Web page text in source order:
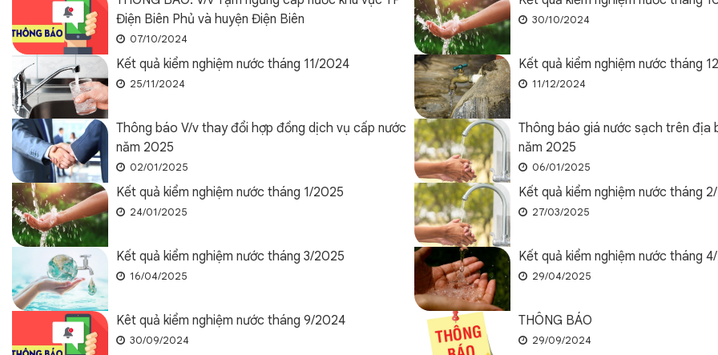
Điện Biên Phủ và huyện Điện Biên
07/10/2024
30/10/2024
Kết quả kiểm nghiệm nước tháng 11/2024
25/11/2024
Kết quả kiểm nghiệm nước tháng
11/12/2024
Thông báo V/v thay đổi hợp đồng dịch vụ cấp nước
năm 2025
02/01/2025
Thông báo giá nước sạch trên địa
năm 2025
06/01/2025
Kết quả kiểm nghiệm nước tháng 1/2025
24/01/2025
Kết quả kiểm nghiệm nước tháng
27/03/2025
Kết quả kiểm nghiệm nước tháng 3/2025
16/04/2025
Kết quả kiểm nghiệm nước tháng
29/04/2025
Kêt quả kiểm nghiệm nước tháng 9/2024
30/09/2024
THÔNG BÁO
29/09/2024